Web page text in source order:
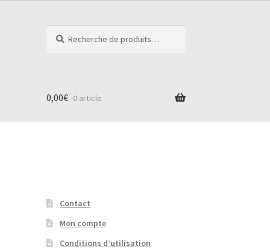
pour :
0,00€ 0 article
Contact
Mon compte
Conditions d’utilisation